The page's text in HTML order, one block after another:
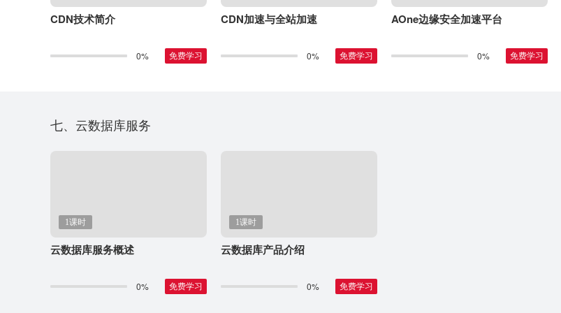
CDN技术简介
0% 免费学习
CDN加速与全站加速
0% 免费学习
AOne边缘安全加速平台
0% 免费学习
七、云数据库服务
1课时
云数据库服务概述
0% 免费学习
1课时
云数据库产品介绍
0% 免费学习